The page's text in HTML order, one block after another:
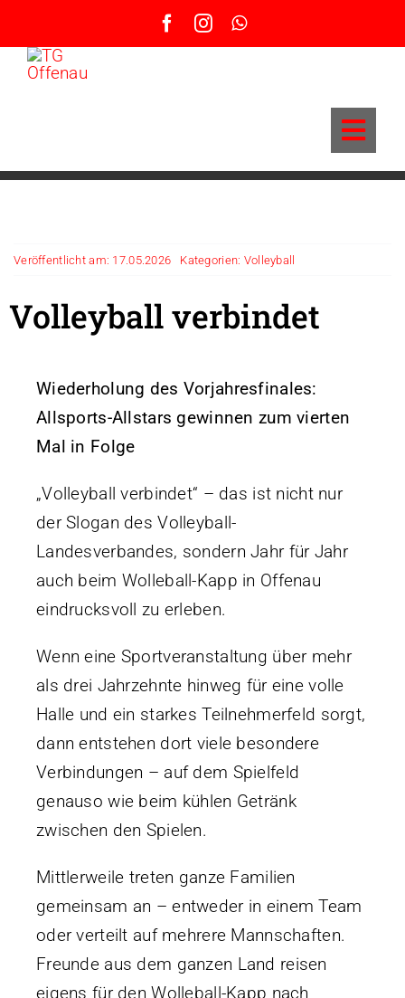
Inhalt
springen
News
BSA – Beachsport-Anlage
Anfahrt & Parken Sportstätten
Vereinsführung
Sportgaststätte TG Offenau
Fotos / Videos
100 Jahre TGO
Ehrungen
Beiträge
Geschichte
Kontakt
Laufstrecken
Trikot-Online-Shop
VB: Sponsoren & Partner
Datenschutzerklärung
Impressum
Veröffentlicht am: 17.05.2026 Kategorien: Volleyball
Volleyball verbindet
Wiederholung des Vorjahresfinales:
Allsports-Allstars gewinnen zum vierten
Mal in Folge
„Volleyball verbindet“ – das ist nicht nur
der Slogan des Volleyball-
Landesverbandes, sondern Jahr für Jahr
auch beim Wolleball-Kapp in Offenau
eindrucksvoll zu erleben.
Wenn eine Sportveranstaltung über mehr
als drei Jahrzehnte hinweg für eine volle
Halle und ein starkes Teilnehmerfeld sorgt,
dann entstehen dort viele besondere
Verbindungen – auf dem Spielfeld
genauso wie beim kühlen Getränk
zwischen den Spielen.
Mittlerweile treten ganze Familien
gemeinsam an – entweder in einem Team
oder verteilt auf mehrere Mannschaften.
Freunde aus dem ganzen Land reisen
eigens für den Wolleball-Kapp nach